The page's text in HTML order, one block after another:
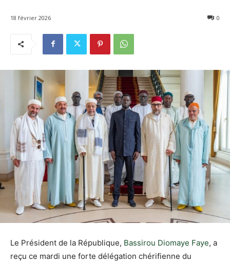
18 février 2026 0
Le Président de la République, Bassirou Diomaye Faye, a
reçu ce mardi une forte délégation chérifienne du